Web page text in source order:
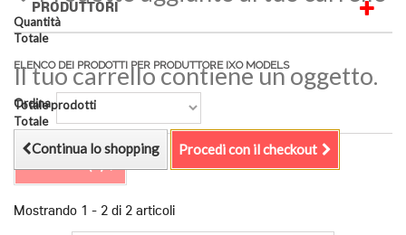
Quantità
Totale
Il tuo carrello contiene un oggetto.
Totale prodotti
Totale
Continua lo shopping Procedi con il checkout
PRODUTTORI
ELENCO DEI PRODOTTI PER PRODUTTORE IXO MODELS
Ordina
Mostrando 1 - 2 di 2 articoli